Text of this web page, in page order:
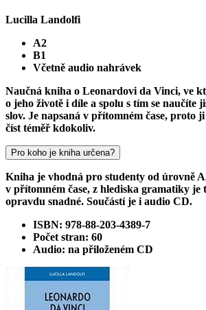
Lucilla Landolfi
A2
B1
Včetně audio nahrávek
Naučná kniha o Leonardovi da Vinci, ve
o jeho životě i díle a spolu s tím se naučíte
slov. Je napsaná v přítomném čase, proto
číst téměř kdokoliv.
Pro koho je kniha určena?
Kniha je vhodná pro studenty od úrovně
v přítomném čase, z hlediska gramatiky je
opravdu snadné. Součástí je i audio CD.
ISBN: 978-88-203-4389-7
Počet stran: 60
Audio: na přiloženém CD